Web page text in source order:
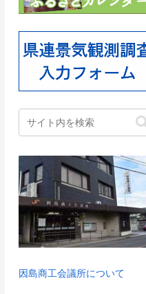
因島商工会議所について